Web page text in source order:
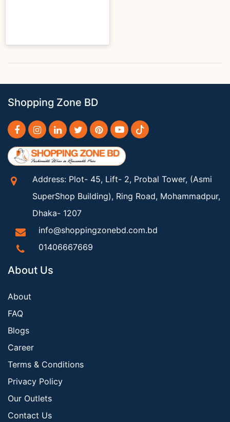
Shopping Zone BD
Address: Plot- 45, Lift- 2, Probal Tower, (Asmi
SuperShop Building), Ring Road, Mohammadpur,
Dhaka- 1207
info@shoppingzonebd.com.bd
01406667669
About Us
About
FAQ
Blogs
Career
Terms & Conditions
Privacy Policy
Our Outlets
Contact Us